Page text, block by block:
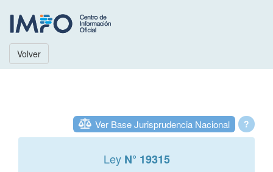
Volver
?
Ver Base Jurisprudencia Nacional
Ley N° 19315